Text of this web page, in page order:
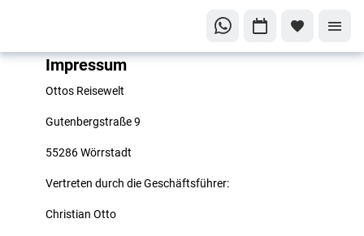
Impressum
Ottos Reisewelt
Gutenbergstraße 9
55286 Wörrstadt
Vertreten durch die Geschäftsführer:
Christian Otto